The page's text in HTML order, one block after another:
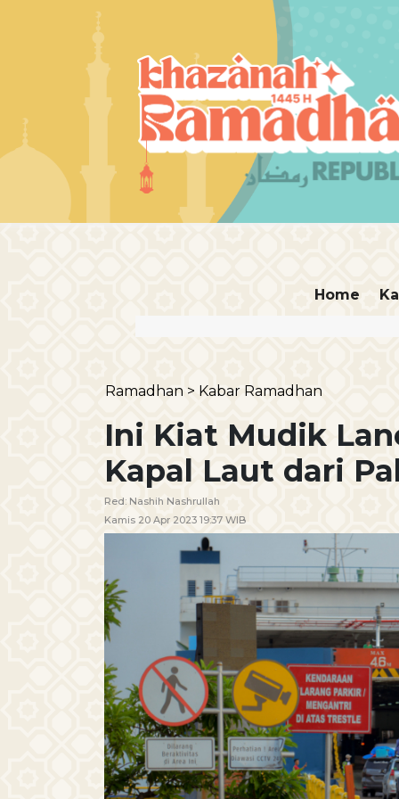
Home
Ramadhan > Kabar Ramadhan
Ini Kiat Mudik
Kapal Laut dari
Red: Nashih Nashrullah
Kamis 20 Apr 2023 19:37 WIB